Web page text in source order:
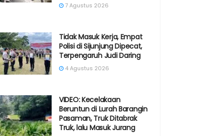
7 Agustus 2026
Tidak Masuk Kerja, Empat
Polisi di Sijunjung Dipecat,
Terpengaruh Judi Daring
4 Agustus 2026
VIDEO: Kecelakaan
Beruntun di Lurah Barangin
Pasaman, Truk Ditabrak
Truk, lalu Masuk Jurang